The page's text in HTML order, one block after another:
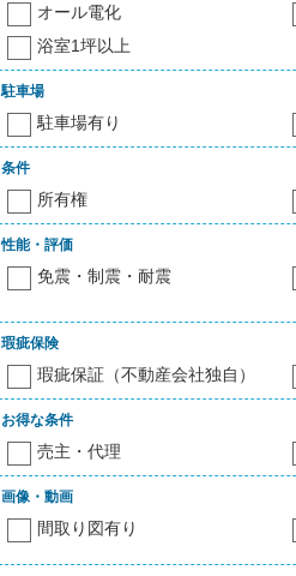
オール電化
浴室1坪以上
駐車場
駐車場有り
条件
所有権
性能・評価
免震・制震・耐震
瑕疵保険
瑕疵保証（不動産会社独自）
お得な条件
売主・代理
画像・動画
間取り図有り